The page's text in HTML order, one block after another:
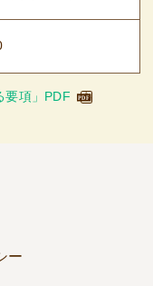
要項」PDF
ー